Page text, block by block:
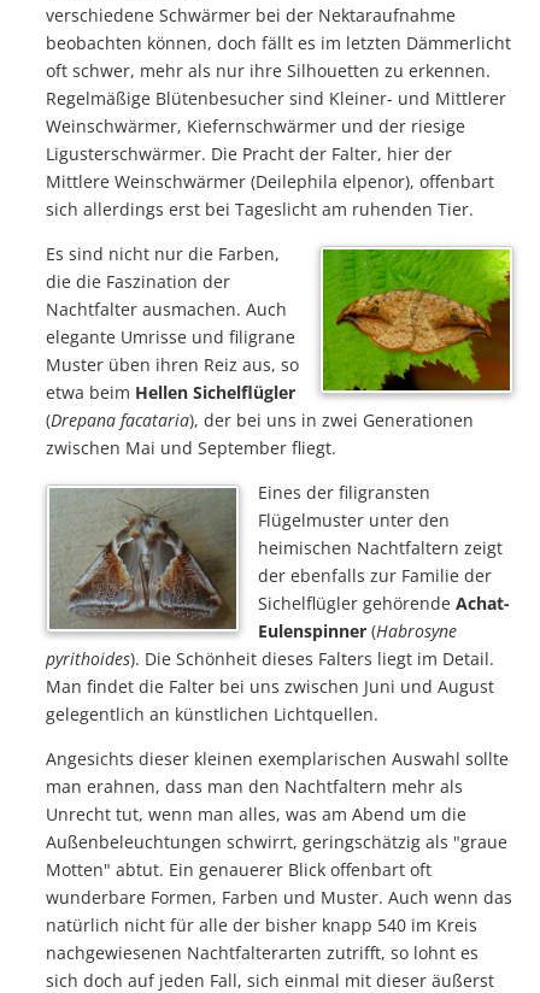
verschiedene Schwärmer bei der Nektaraufnahme
beobachten können, doch fällt es im letzten Dämmerlicht
oft schwer, mehr als nur ihre Silhouetten zu erkennen.
Regelmäßige Blütenbesucher sind Kleiner- und Mittlerer
Weinschwärmer, Kiefernschwärmer und der riesige
Ligusterschwärmer. Die Pracht der Falter, hier der
Mittlere Weinschwärmer (Deilephila elpenor), offenbart
sich allerdings erst bei Tageslicht am ruhenden Tier.
Es sind nicht nur die Farben,
die die Faszination der
Nachtfalter ausmachen. Auch
elegante Umrisse und filigrane
Muster üben ihren Reiz aus, so
etwa beim Hellen Sichelflügler
(Drepana facataria), der bei uns in zwei Generationen
zwischen Mai und September fliegt.
Eines der filigransten
Flügelmuster unter den
heimischen Nachtfaltern zeigt
der ebenfalls zur Familie der
Sichelflügler gehörende Achat-
Eulenspinner(Habrosyne
pyrithoides). Die Schönheit dieses Falters liegt im Detail.
Man findet die Falter bei uns zwischen Juni und August
gelegentlich an künstlichen Lichtquellen.
Angesichts dieser kleinen exemplarischen Auswahl sollte
man erahnen, dass man den Nachtfaltern mehr als
Unrecht tut, wenn man alles, was am Abend um die
Außenbeleuchtungen schwirrt, geringschätzig als "graue
Motten" abtut. Ein genauerer Blick offenbart oft
wunderbare Formen, Farben und Muster. Auch wenn das
natürlich nicht für alle der bisher knapp 540 im Kreis
nachgewiesenen Nachtfalterarten zutrifft, so lohnt es
sich doch auf jeden Fall, sich einmal mit dieser äußerst